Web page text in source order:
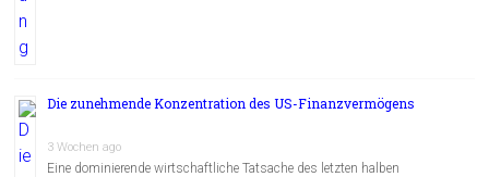
Die zunehmende Konzentration des US-Finanzvermögens
3 Wochen ago
Eine dominierende wirtschaftliche Tatsache des letzten halben